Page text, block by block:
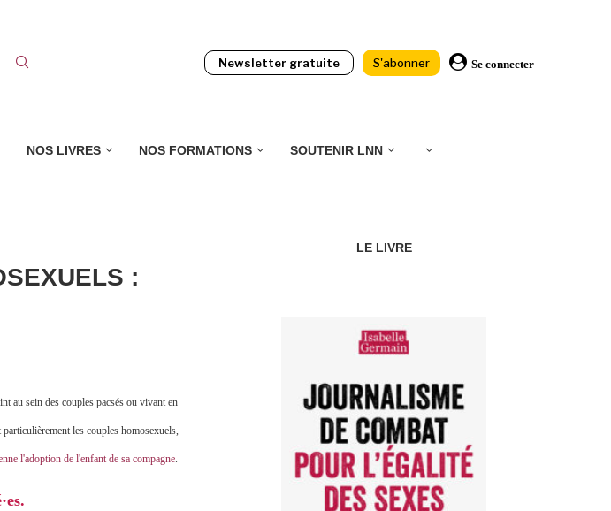
Newsletter gratuite S'abonner Se connecter
NOS LIVRES NOS FORMATIONS SOUTENIR LNN
:
au sein des couples pacsés ou vivant en
les couples homosexuels,
l'adoption de l'enfant de sa compagne.
LE LIVRE